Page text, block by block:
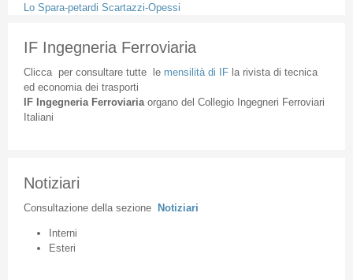
Lo Spara-petardi Scartazzi-Opessi
IF Ingegneria Ferroviaria
Cliccaper consultare tuttele mensilità di IFla rivista di tecnica
ed economia dei trasporti
IF Ingegneria Ferroviaria organodel Collegio Ingegneri Ferroviari
Italiani
Notiziari
Consultazione della sezione Notiziari
Interni
Esteri